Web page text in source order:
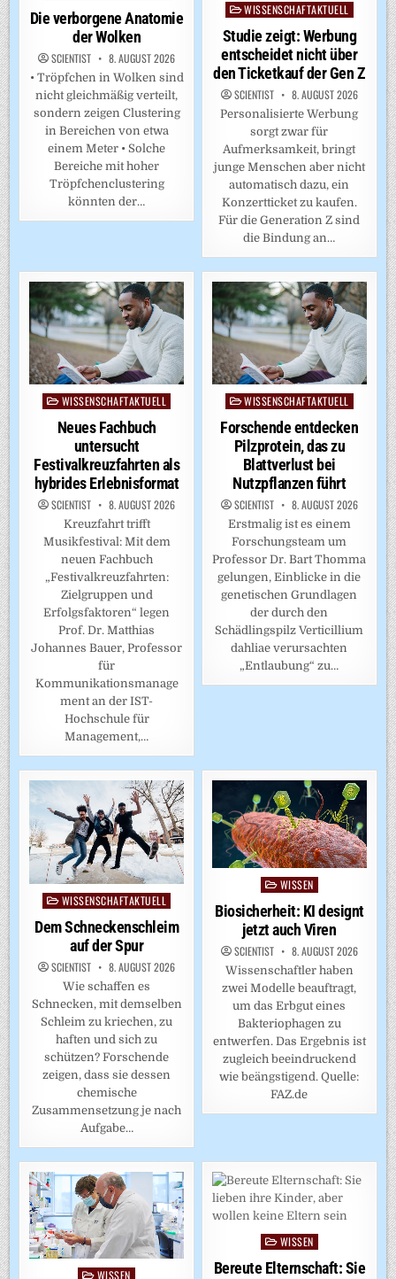
Die verborgene Anatomie
der Wolken
SCIENTIST 8. AUGUST 2026
• Tröpfchen in Wolken sind
nicht gleichmäßig verteilt,
sondern zeigen Clustering
in Bereichen von etwa
einem Meter • Solche
Bereiche mit hoher
Tröpfchenclustering
könnten der…
PostedWISSENSCHAFTAKTUELL
Studie zeigt: Werbung
entscheidet nicht über
den Ticketkauf der Gen Z
SCIENTIST 8. AUGUST 2026
Personalisierte Werbung
sorgt zwar für
Aufmerksamkeit, bringt
junge Menschen aber nicht
automatisch dazu, ein
Konzertticket zu kaufen.
Für die Generation Z sind
die Bindung an…
PostedWISSENSCHAFTAKTUELL
Neues Fachbuch
untersucht
Festivalkreuzfahrten als
hybrides Erlebnisformat
SCIENTIST 8. AUGUST 2026
Kreuzfahrt trifft
Musikfestival: Mit dem
neuen Fachbuch
„Festivalkreuzfahrten:
Zielgruppen und
Erfolgsfaktoren“ legen
Prof. Dr. Matthias
Johannes Bauer, Professor
für
Kommunikationsmanage
ment an der IST-
Hochschule für
Management,…
Posted
in
WISSENSCHAFTAKTUELL
Forschende entdecken
Pilzprotein, das zu
Blattverlust bei
Nutzpflanzen führt
SCIENTIST 8. AUGUST 2026
Erstmalig ist es einem
Forschungsteam um
Professor Dr. Bart Thomma
gelungen, Einblicke in die
genetischen Grundlagen
der durch den
Schädlingspilz Verticillium
dahliae verursachten
„Entlaubung“ zu…
PostedWISSENSCHAFTAKTUELL
Dem Schneckenschleim
auf der Spur
SCIENTIST 8. AUGUST 2026
Wie schaffen es
Schnecken, mit demselben
Schleim zu kriechen, zu
haften und sich zu
schützen? Forschende
zeigen, dass sie dessen
chemische
Zusammensetzung je nach
Aufgabe…
PostedWISSEN
Biosicherheit: KI designt
jetzt auch Viren
SCIENTIST 8. AUGUST 2026
Wissenschaftler haben
zwei Modelle beauftragt,
um das Erbgut eines
Bakteriophagen zu
entwerfen. Das Ergebnis ist
zugleich beeindruckend
wie beängstigend. Quelle:
FAZ.de
PostedWISSEN
PostedWISSEN
Bereute Elternschaft: Sie